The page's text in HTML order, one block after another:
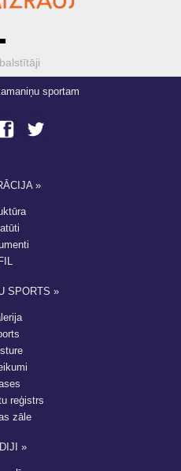
sportam
»
SPORTS »
reģistrs
zāle
»